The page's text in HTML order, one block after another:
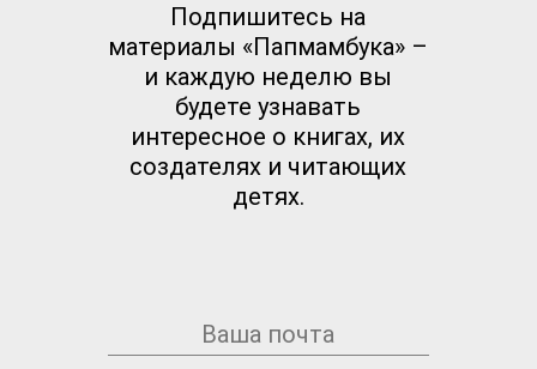
Подпишитесь на
материалы «Папмамбука» –
и каждую неделю вы
будете узнавать
интересное о книгах, их
создателях и читающих
детях.